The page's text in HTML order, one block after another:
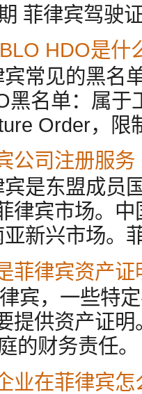
菲律宾驾驶
HDO是什
宾常见的黑名
黑名单：属于
Order，限
公司注册服务
宾是东盟成员
律宾市场。
新兴市场。
菲律宾资产证
宾，一些特
提供资产证
的财务责任
业在菲律宾怎